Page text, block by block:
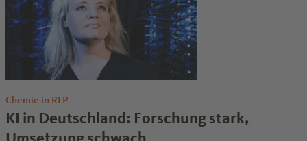
Chemie in RLP
KI in Deutschland: Forschung stark,